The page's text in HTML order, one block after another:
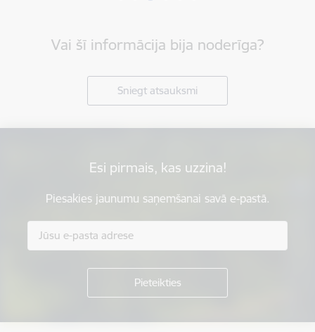
Vai šī informācija bija noderīga?
Sniegt atsauksmi
Esi pirmais, kas uzzina!
Piesakies jaunumu saņemšanai savā e-pastā.